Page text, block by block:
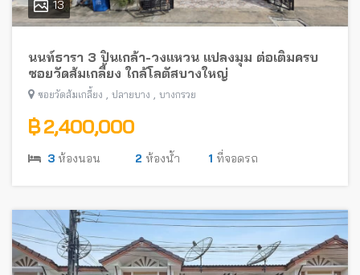
13
นนท์ธารา 3 ปิ่นเกล้า-วงแหวน แปลงมุม ต่อเติมครบ
ซอยวัดส้มเกลี้ยง ใกล้โลตัสบางใหญ่
ซอยวัดส้มเกลี้ยง , ปลายบาง , บางกรวย
฿ 2,400,000
3 ห้องนอน 2 ห้องน้ำ 1 ที่จอดรถ